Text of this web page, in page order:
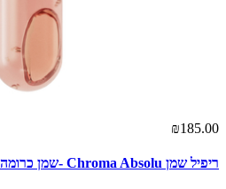
₪185.00
ריפיל שמן Chroma Absolu -שמן כרומה אבסולו לשיער צבוע (מילוי)